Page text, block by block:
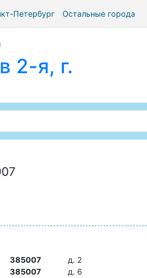
Петербург Остальные города
2-я, г.
385007 д. 2
385007 д. 6